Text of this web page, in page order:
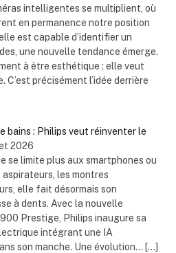
intelligentes se multiplient, où
en permanence notre position
est capable d’identifier un
une nouvelle tendance émerge.
à être esthétique : elle veut
C’est précisément l’idée derrière
bains : Philips veut réinventer le
2026
se limite plus aux smartphones ou
les montres
elle fait désormais son
à dents. Avec la nouvelle
Prestige, Philips inaugure sa
intégrant une IA
son manche. Une évolution... […]